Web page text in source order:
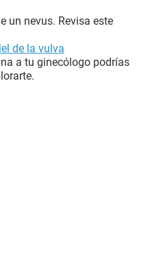
un nevus. Revisa este
de la vulva
a tu ginecólogo podrías